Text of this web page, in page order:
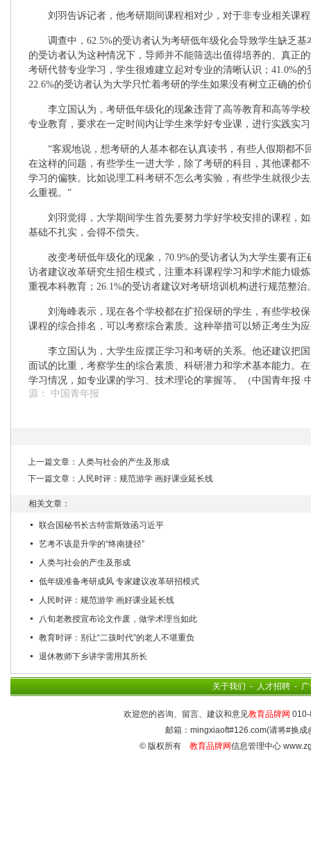
刘羽告诉记者，他考研期间课程相对少，对于非专业相关课程
调查中，62.5%的受访者认为考研低年级化会导致学生缺乏基
的受访者认为这种情况下，导师并不能筛选出值得培养的、真正
考研代替专业学习，学生很难建立起对专业的清晰认识；41.0%
22.6%的受访者认为大学只忙着考研的学生如果没有树立正确的
李立国认为，考研低年级化的现象违背了高等教育和高等学校
专业教育，要求在一定时间内让学生来学好专业课，进行实践实习
“客观地说，想考研的人基本都在认真读书，有些人假期都不
在这样的问题，有些学生一进大学，除了考研的科目，其他课都
学习的偏狭。比如说理工科考研不怎么考实验，有些学生就很少
么重视。”
刘羽觉得，大学期间学生首先要努力学好学校安排的课程，如
基础不扎实，会得不偿失。
改变考研低年级化的现象，70.9%的受访者认为大学生要有正
访者建议改革研究生招生模式，注重本科课程学习和学术能力锻
重视本科教育；26.1%的受访者建议对考研培训机构进行规范整治
刘海峰表示，现在各个学校都在扩招保研的学生，有些学校保
课程的综合排名，可以考察综合素质。这种举措可以矫正考生为
李立国认为，大学生应摆正学习和考研的关系。他还建议把国
面试的比重，考察学生的综合素质、科研潜力和学术基本能力。
学习情况，如专业课的学习、技术理论的掌握等。（中国青年报·
源： 中国青年报
上一篇文章： 人类与社会的产生及形成
下一篇文章： 人民时评：规范游学 画好课业延长线
相关文章：
联合国秘书长古特雷斯致函习近平
艺考不该是升学的“终南捷径”
人类与社会的产生及形成
低年级准备考研成风 专家建议改革研招模式
人民时评：规范游学 画好课业延长线
八旬老教授宣布论文作废，做学术理当如此
教育时评：别让“二孩时代”的老人不堪重负
退休教师下乡讲学需用其所长
关于我们 - 人才招聘 -
欢迎您的咨询、留言、建议和意见教育品牌网
邮箱：mingxiaoft#126.com(请将#换
© 版权所有 教育品牌网信息管理中心